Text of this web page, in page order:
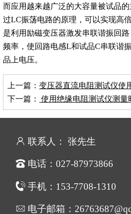
而应用越来越广泛的大容量被试品
过LC振荡电路的原理，可以实现高
是利用励磁变压器激发串联谐振回
频率，使回路电感L和试品C串联谐
品上电压。
上一篇：变压器直流电阻测试仪使
下一篇：
使用绝缘电阻测试仪测量
联系人： 张先生
电话：027-87973866
手机：153-7708-1310
电子邮箱：